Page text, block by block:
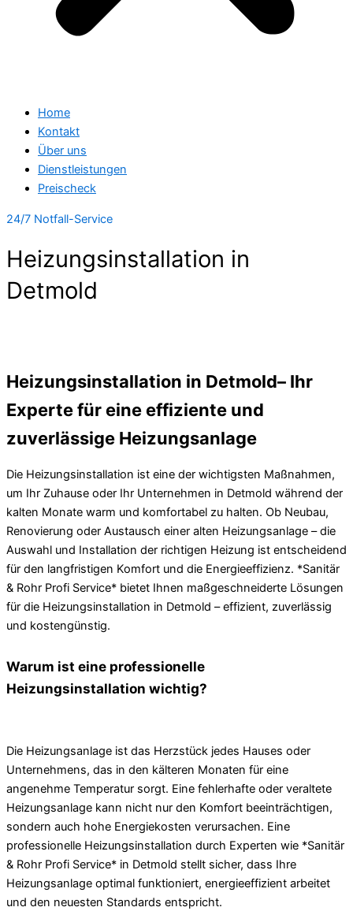
Home
Kontakt
Über uns
Dienstleistungen
Preischeck
24/7 Notfall-Service
Heizungsinstallation in
Detmold
Heizungsinstallation in Detmold– Ihr
Experte für eine effiziente und
zuverlässige Heizungsanlage
Die Heizungsinstallation ist eine der wichtigsten Maßnahmen,
um Ihr Zuhause oder Ihr Unternehmen in Detmold während der
kalten Monate warm und komfortabel zu halten. Ob Neubau,
Renovierung oder Austausch einer alten Heizungsanlage – die
Auswahl und Installation der richtigen Heizung ist entscheidend
für den langfristigen Komfort und die Energieeffizienz. *Sanitär
& Rohr Profi Service* bietet Ihnen maßgeschneiderte Lösungen
für die Heizungsinstallation in Detmold – effizient, zuverlässig
und kostengünstig.
Warum ist eine professionelle
Heizungsinstallation wichtig?
Die Heizungsanlage ist das Herzstück jedes Hauses oder
Unternehmens, das in den kälteren Monaten für eine
angenehme Temperatur sorgt. Eine fehlerhafte oder veraltete
Heizungsanlage kann nicht nur den Komfort beeinträchtigen,
sondern auch hohe Energiekosten verursachen. Eine
professionelle Heizungsinstallation durch Experten wie *Sanitär
& Rohr Profi Service* in Detmold stellt sicher, dass Ihre
Heizungsanlage optimal funktioniert, energieeffizient arbeitet
und den neuesten Standards entspricht.